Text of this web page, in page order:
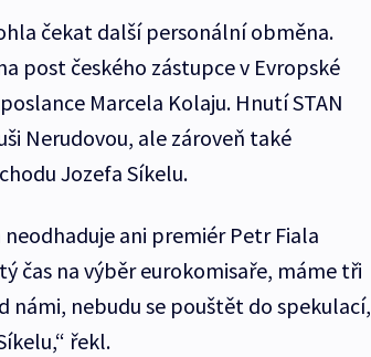
čekat další personální obměna.
post českého zástupce v Evropské
Marcela Kolaju. Hnutí STAN
Nerudovou, ale zároveň také
Jozefa Síkelu.
ani premiér Petr Fiala
čas na výběr eurokomisaře, máme tři
námi, nebudu se pouštět do spekulací,
řekl.